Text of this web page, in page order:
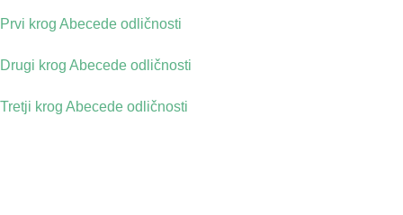
Prvi krog Abecede odličnosti
Drugi krog Abecede odličnosti
Tretji krog Abecede odličnosti